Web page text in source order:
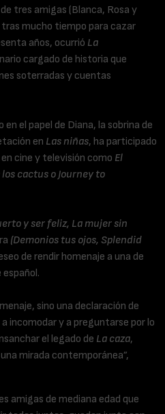
tres amigas (Blanca, Rosa y
mucho tiempo para cazar
años, ocurrió La
cargado de historia que
soterradas y cuentas
el papel de Diana, la sobrina de
en Las niñas, ha participado
cine y televisión como El
los cactus o Journey to
y ser feliz, La mujer sin
(Demonios tus ojos, Splendid
de rendir homenaje a una de
español.
sino una declaración de
incomodar y a preguntarse por lo
el legado de La caza,
mirada contemporánea”,
amigas de mediana edad que